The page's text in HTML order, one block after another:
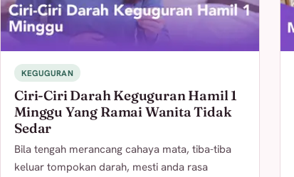
KEGUGURAN
Ciri-Ciri Darah Keguguran Hamil 1
Minggu Yang Ramai Wanita Tidak
Sedar
Bila tengah merancang cahaya mata, tiba-tiba
keluar tompokan darah, mesti anda rasa